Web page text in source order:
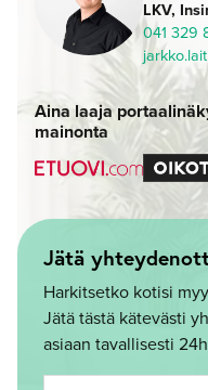
LKV,
041 329
Aina laaja
mainonta
Jätä
Harkitsetko kotisi
Jätä tästä kätevästi
asiaan tavallisesti